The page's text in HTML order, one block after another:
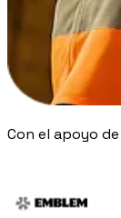
Blog
Norme,
Webinar
🇮🇹Italia
Con el apoyo